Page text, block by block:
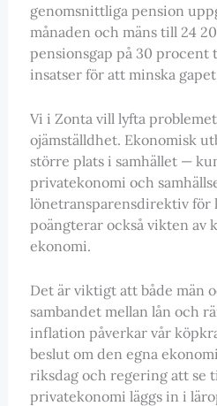
genomsnittliga pension
månaden och mäns till 24
pensionsgap på 30 procent
insatser för att minska
Vi i Zonta vill lyfta
ojämställdhet. Ekonomisk
större plats i samhället —
privatekonomi och
lönetransparensdirektiv för
poängterar också vikten av
ekonomi.
Det är viktigt att både män
sambandet mellan lån och
inflation påverkar vår
beslut om den egna
riksdag och regering att se
privatekonomi läggs in i